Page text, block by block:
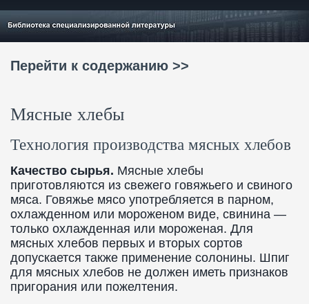
Перейти к содержанию >>
Мясные хлебы
Технология производства мясных хлебов
Качество сырья. Мясные хлебы
приготовляются из свежего говяжьего и свиного
мяса. Говяжье мясо употребляется в парном,
охлажденном или мороженом виде, свинина —
только охлажденная или мороженая. Для
мясных хлебов первых и вторых сортов
допускается также применение солонины. Шпиг
для мясных хлебов не должен иметь признаков
пригорания или пожелтения.